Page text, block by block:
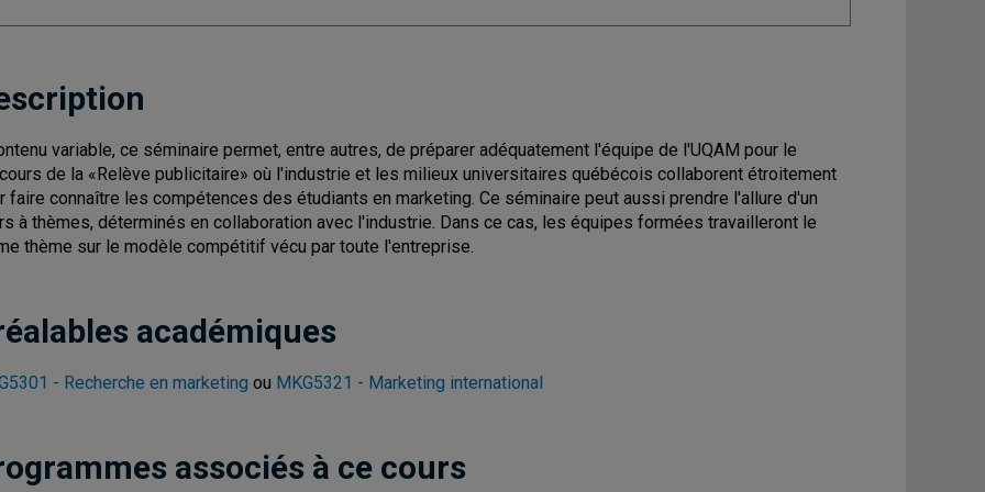
variable, ce séminaire permet, entre autres, de préparer adéquatement l'équipe de l'UQAM pour le
de la «Relève publicitaire» où l'industrie et les milieux universitaires québécois collaborent étroitement
faire connaître les compétences des étudiants en marketing. Ce séminaire peut aussi prendre l'allure d'un
à thèmes, déterminés en collaboration avec l'industrie. Dans ce cas, les équipes formées travailleront le
thème sur le modèle compétitif vécu par toute l'entreprise.
académiques
- Recherche en marketing ou MKG5321 - Marketing international
associés à ce cours